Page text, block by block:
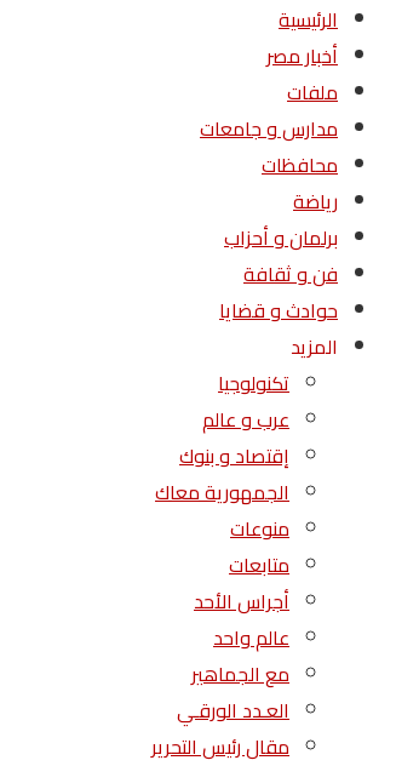
الرئيسية
أخبار مصر
ملفات
مدارس و جامعات
محافظات
رياضة
برلمان و أحزاب
فن و ثقافة
حوادث و قضايا
المزيد
تكنولوجيا
عرب و عالم
إقتصاد و بنوك
الجمهورية معاك
منوعات
متابعات
أجراس الأحد
عالم واحد
مع الجماهير
العـدد الورقـي
مقال رئيس التحرير